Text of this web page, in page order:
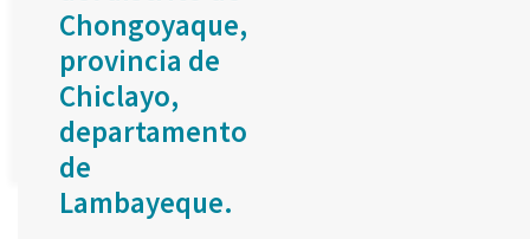
Chongoyaque,
provincia de
Chiclayo,
departamento
de
Lambayeque.